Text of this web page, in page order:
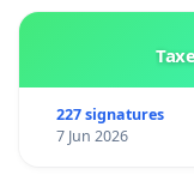
227 signatures
7 Jun 2026